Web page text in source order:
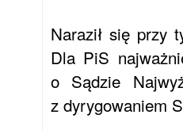
Naraził się przy
Dla PiS
o Sądzie
z dyrygowaniem